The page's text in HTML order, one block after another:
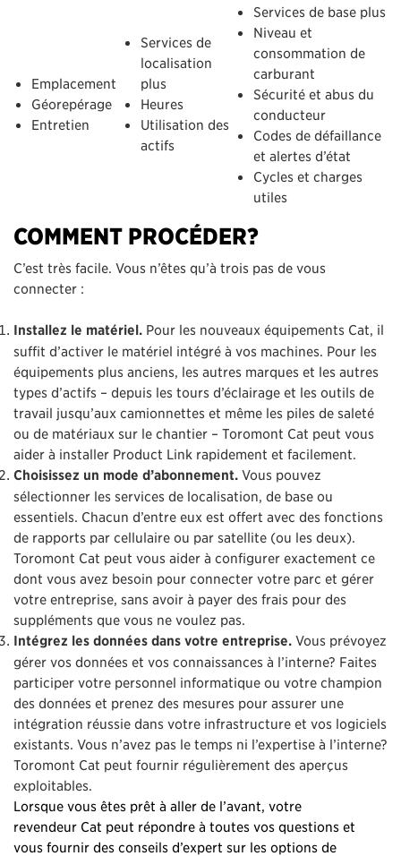
Emplacement
Géorepérage
Entretien
Services de
localisation
plus
Heures
Utilisation des
actifs
Services de base plus
Niveau et
consommation de
carburant
Sécurité et abus du
conducteur
Codes de défaillance
et alertes d’état
Cycles et charges
utiles
COMMENT PROCÉDER?
C’est très facile. Vous n’êtes qu’à trois pas de vous
connecter :
Installez le matériel. Pour les nouveaux équipements Cat, il
suffit d’activer le matériel intégré à vos machines. Pour les
équipements plus anciens, les autres marques et les autres
types d’actifs – depuis les tours d’éclairage et les outils de
travail jusqu’aux camionnettes et même les piles de saleté
ou de matériaux sur le chantier – Toromont Cat peut vous
aider à installer Product Link rapidement et facilement.
Choisissez un mode d’abonnement. Vous pouvez
sélectionner les services de localisation, de base ou
essentiels. Chacun d’entre eux est offert avec des fonctions
de rapports par cellulaire ou par satellite (ou les deux).
Toromont Cat peut vous aider à configurer exactement ce
dont vous avez besoin pour connecter votre parc et gérer
votre entreprise, sans avoir à payer des frais pour des
suppléments que vous ne voulez pas.
Intégrez les données dans votre entreprise. Vous prévoyez
gérer vos données et vos connaissances à l’interne? Faites
participer votre personnel informatique ou votre champion
des données et prenez des mesures pour assurer une
intégration réussie dans votre infrastructure et vos logiciels
existants. Vous n’avez pas le temps ni l’expertise à l’interne?
Toromont Cat peut fournir régulièrement des aperçus
exploitables.
Lorsque vous êtes prêt à aller de l’avant, votre
revendeur Cat peut répondre à toutes vos questions et
vous fournir des conseils d’expert sur les options de